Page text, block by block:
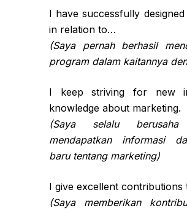
I have successfully
in relation to…
(Saya pernah berhasil
program dalam kaitannya
I keep striving for new
knowledge about marketing.
(Saya selalu
mendapatkan informasi
baru tentang marketing)
I give excellent contributions
(Saya memberikan